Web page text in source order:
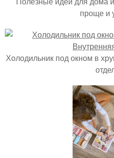
проще и
Холодильник под окном в